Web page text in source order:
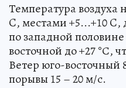
Температура воздуха
C, местами +5...+10
по западной половине
восточной до +27 °С,
Ветер юго-восточный
порывы 15 – 20 м/с.